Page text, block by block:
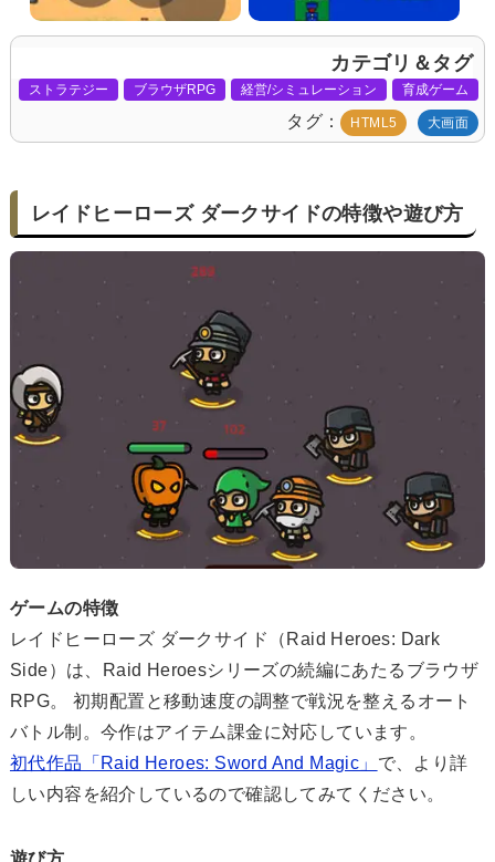
カテゴリ＆タグ
ストラテジー ブラウザRPG 経営/シミュレーション 育成ゲーム
タグ HTML5 大画面
レイドヒーローズ ダークサイドの特徴や遊び方
ゲームの特徴
レイドヒーローズ ダークサイド（Raid Heroes: Dark
Side）は、Raid Heroesシリーズの続編にあたるブラウザ
RPG。 初期配置と移動速度の調整で戦況を整えるオート
バトル制。今作はアイテム課金に対応しています。
初代作品「Raid Heroes: Sword And Magic」 で、より詳
しい内容を紹介しているので確認してみてください。
遊び方